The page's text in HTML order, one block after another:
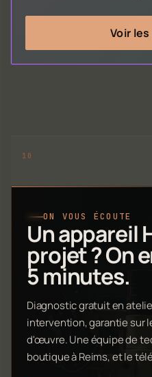
Voir
ON VOUS ÉCOUTE
Un appareil
projet ? On
5 minutes.
Diagnostic gratuit en
intervention, garantie sur
d'œuvre. Une équipe de
boutique à Reims, et le